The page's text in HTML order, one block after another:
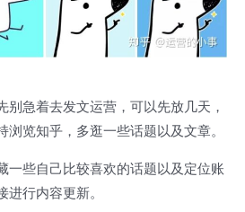
别急着去发文运营，可以先放几天，
浏览知乎，多逛一些话题以及文章。
一些自己比较喜欢的话题以及定位账
行内容更新。